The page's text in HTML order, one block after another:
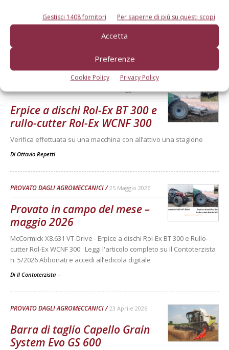
Gestisci 1408 fornitori Per saperne di più su questi scopi
Accetta
Preferenze
Cookie Policy Privacy Policy
McCormick X8.631 VT-Drive
Verifica effettuata su una macchina con all’attivo 300 ore
Erpice a dischi Rol-Ex BT 300 e
rullo-cutter Rol-Ex WCNF 300
Verifica effettuata su una macchina con all’attivo una stagione
Di Ottavio Repetti -
PROVATO DAGLI AGROMECCANICI 25 Maggio 2026
Provato in campo del mese –
maggio 2026
McCormick X8.631 VT-Drive - Erpice a dischi Rol-Ex BT 300 e Rullo-
cutter Rol-Ex WCNF 300 Leggi l'articolo completo su Il Contoterzista
n. 5/2026 Abbonati e accedi all’edicola digitale
Di Il Contoterzista -
PROVATO DAGLI AGROMECCANICI 23 Aprile 2026
Barra di taglio Capello Grain
System Evo GS 600